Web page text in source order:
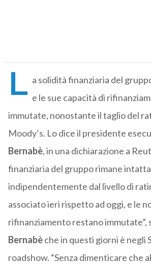
L a solidità finanziaria del
e le sue capacità di
immutate, nonostante il taglio del
Moody’s. Lo dice il presidente
Bernabè, in una dichiarazione a
finanziaria del gruppo rimane
indipendentemente dal livello di
associato ieri rispetto ad oggi, e le
rifinanziamento restano immutate”,
Bernabèche in questi giorni è negli
roadshow. “Senza dimenticare che